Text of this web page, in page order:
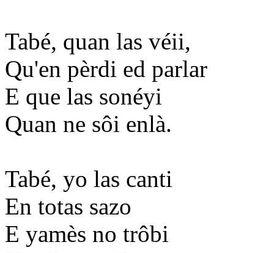
Tabé, quan las véii,
Qu'en pèrdi ed parlar
E que las sonéyi
Quan ne sôi enlà.
Tabé, yo las canti
En totas sazo
E yamès no trôbi